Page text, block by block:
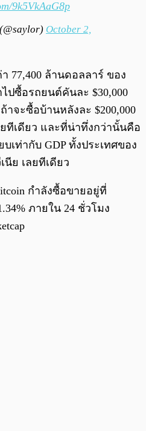
9k5VkAaG8p
October 2,
77,400 ล้านดอลลาร์ ของ
ไปซื้อรถยนต์คันละ $30,000
าจะซื้อบ้านหลังละ $200,000
ยทีเดียว และที่น่าทึ่งกว่านั้นคือ
เท่ากับ GDP ทั้งประเทศของ
นีย เลยทีเดียว
กำลังซื้อขายอยู่ที่
ภายใน 24 ชั่วโมง